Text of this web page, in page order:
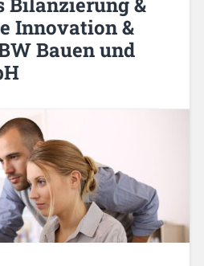
Innovation &
Bauen und